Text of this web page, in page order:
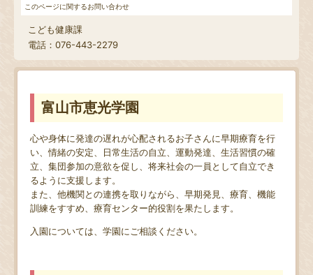
このページに関するお問い合わせ
こども健康課
電話：076-443-2279
富山市恵光学園
心や身体に発達の遅れが心配されるお子さんに早期療育を行
い、情緒の安定、日常生活の自立、運動発達、生活習慣の確
立、集団参加の意欲を促し、将来社会の一員として自立でき
るように支援します。
また、他機関との連携を取りながら、早期発見、療育、機能
訓練をすすめ、療育センター的役割を果たします。
入園については、学園にご相談ください。